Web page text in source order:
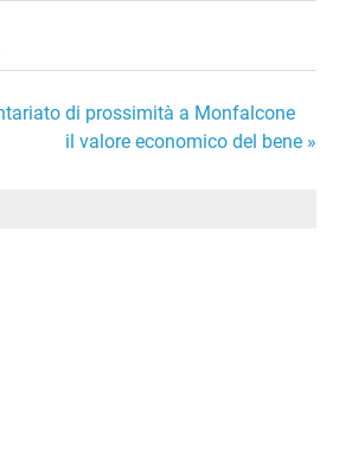
di prossimità a Monfalcone
il valore economico del bene »